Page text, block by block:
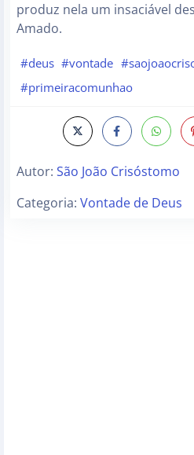
produz nela um insaciável
Amado.
#deus #vontade
#primeiracomunhao
Autor: São João Crisóstomo
Categoria: Vontade de Deus